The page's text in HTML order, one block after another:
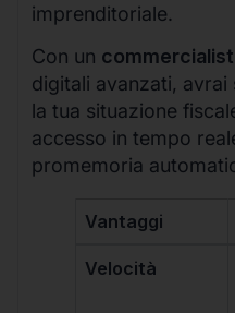
imprenditoriale.
Con un
digitali avanzati,
la tua situazione
accesso in tempo
promemoria
Vantaggi
Velocità